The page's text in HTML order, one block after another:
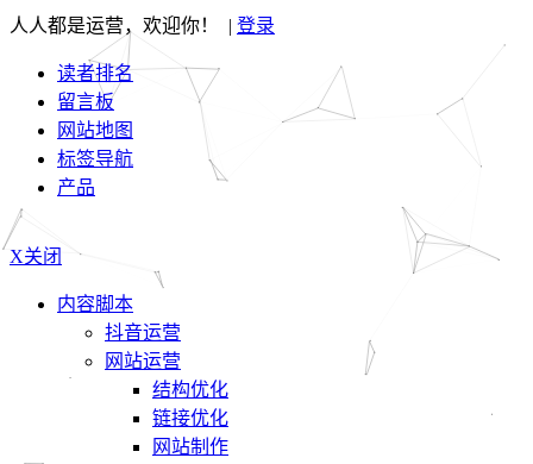
人人都是运营，欢迎你！ | 登录
读者排名
留言板
网站地图
标签导航
产品
X关闭
内容脚本
抖音运营
网站运营
结构优化
链接优化
网站制作